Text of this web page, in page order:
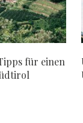
für einen